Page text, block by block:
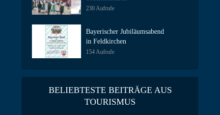
230 Aufrufe
Bayerischer Jubiläumsabend
in Feldkirchen
154 Aufrufe
BELIEBTESTE BEITRÄGE AUS
TOURISMUS